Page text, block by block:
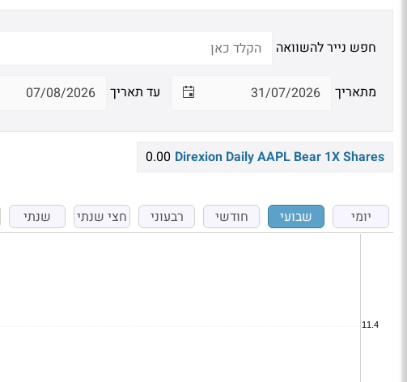
חפש נייר להשוואה
מתאריך עד תאריך
Direxion Daily AAPL Bear 1X Shares
0.00
יומי שבועי חודשי רבעוני חצי שנתי שנתי